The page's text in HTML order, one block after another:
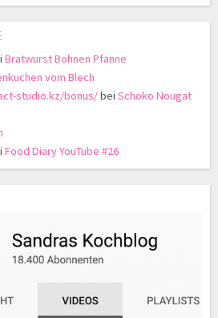
Bratwurst Bohnen Pfanne
vom Blech
studio.kz/bonus/bei Schoko Nougat
Food Diary YouTube #26